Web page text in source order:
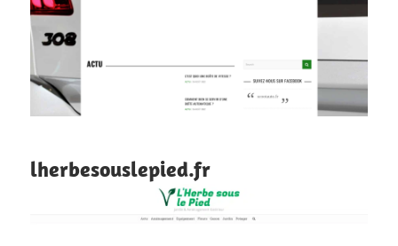
lherbesouslepied.fr